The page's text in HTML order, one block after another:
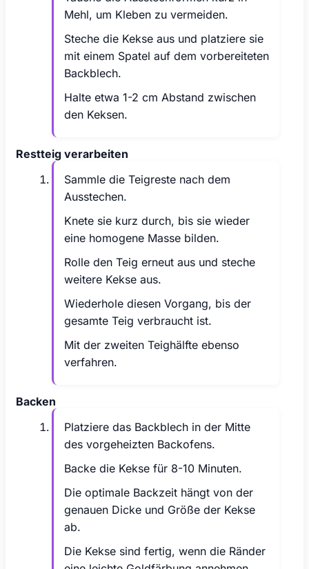
Mehl, um Kleben zu vermeiden.
Steche die Kekse aus und platziere sie
mit einem Spatel auf dem vorbereiteten
Backblech.
Halte etwa 1-2 cm Abstand zwischen
den Keksen.
Restteig verarbeiten
Sammle die Teigreste nach dem
Ausstechen.
Knete sie kurz durch, bis sie wieder
eine homogene Masse bilden.
Rolle den Teig erneut aus und steche
weitere Kekse aus.
Wiederhole diesen Vorgang, bis der
gesamte Teig verbraucht ist.
Mit der zweiten Teighälfte ebenso
verfahren.
Backen
Platziere das Backblech in der Mitte
des vorgeheizten Backofens.
Backe die Kekse für 8-10 Minuten.
Die optimale Backzeit hängt von der
genauen Dicke und Größe der Kekse
ab.
Die Kekse sind fertig, wenn die Ränder